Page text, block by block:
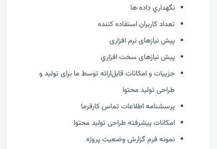
نگهداري داده ها
تعداد کاربران استفاده کننده
پیش نیازهای نرم افزاری
پیش نیازهای سخت افزاري
جزییات و امکانات قابل‌ارائه توسط ما برای تولید و
طراحی تولید محتوا
پرسشنامه اطلاعات تماس کارفرما
امکانات پیشرفته طراحی تولید محتوا
نمونه فرم گزارش وضعيت پروژه